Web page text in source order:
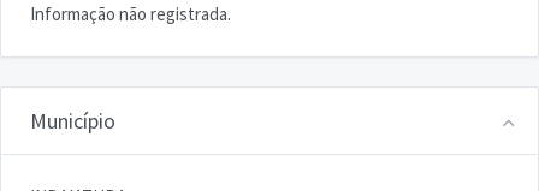
Informação não registrada.
Município